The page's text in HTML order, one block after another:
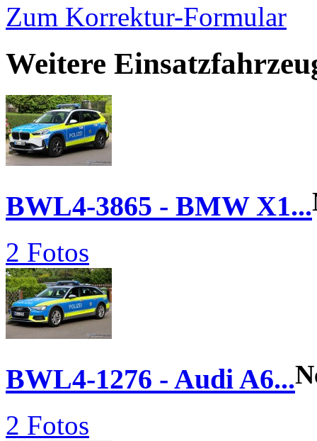
Zum Korrektur-Formular
Weitere
BWL4-3865 - BMW X1...
2 Fotos
BWL4-1276 - Audi A6...
2 Fotos